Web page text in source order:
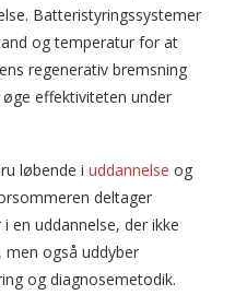
Batteristyringssystemer
og temperatur for at
regenerativ bremsning
effektiviteten under
løbende i uddannelse og
deltager
en uddannelse, der ikke
men også uddyber
og diagnosemetodik.